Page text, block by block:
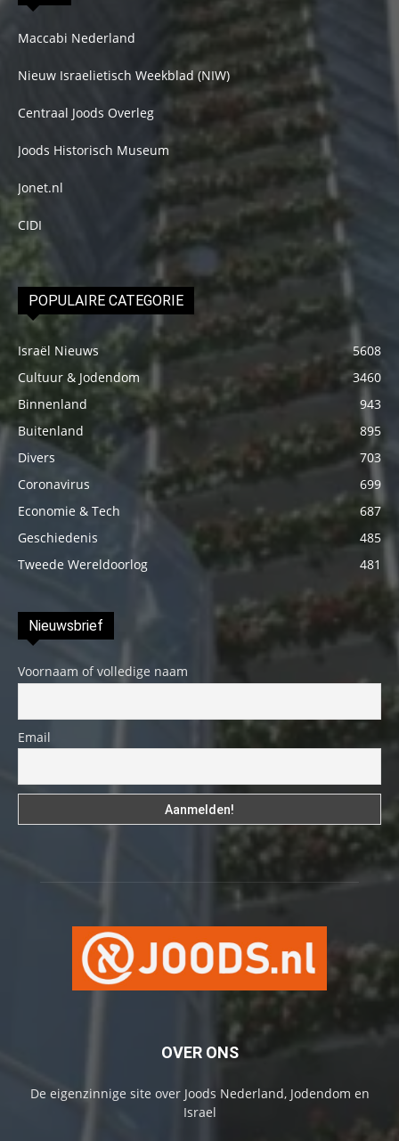
Maccabi Nederland
Nieuw Israelietisch Weekblad (NIW)
Centraal Joods Overleg
Joods Historisch Museum
Jonet.nl
CIDI
POPULAIRE CATEGORIE
Israël Nieuws
5608
Cultuur & Jodendom
3460
Binnenland
943
Buitenland
895
Divers
703
Coronavirus
699
Economie & Tech
687
Geschiedenis
485
Tweede Wereldoorlog
481
Nieuwsbrief
Voornaam of volledige naam
Email
OVER ONS
De eigenzinnige site over Joods Nederland, Jodendom en
Israel